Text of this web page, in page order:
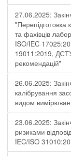
27.06.2025:
"Перепідготовка
та фахівців
ISO/IEC
19011:2019,
рекомендацій"
26.06.2025:
калібрування
видом
23.06.2025:
ризиками
IEC/ISO